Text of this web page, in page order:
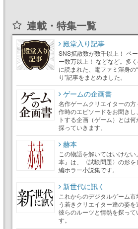
連載・特集一覧
殿堂入り記事
SNS拡散数が数千以上！ ペ
ー数万以上！ などなど。多
に読まれた、電ファミ渾身の
り”記事をまとめました。
ゲームの企画書
名作ゲームクリエイターの方
作時のエピソードをお聞きし
トする企画（ゲーム）とは何
探っていきます。
赫本
この物語を解いてはいけない
本』は、〈試験問題〉の形を
編ホラー小説集です。
新世代に訊く
これからのデジタルゲーム市
う若きクリエイター達の姿を
彼らのルーツと情熱を探って
す。